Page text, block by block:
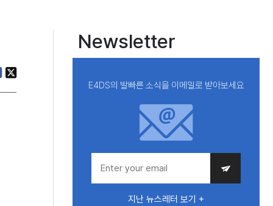
Newsletter
E4DS의 발빠른 소식을 이메일로 받아보세요
지난 뉴스레터 보기 +